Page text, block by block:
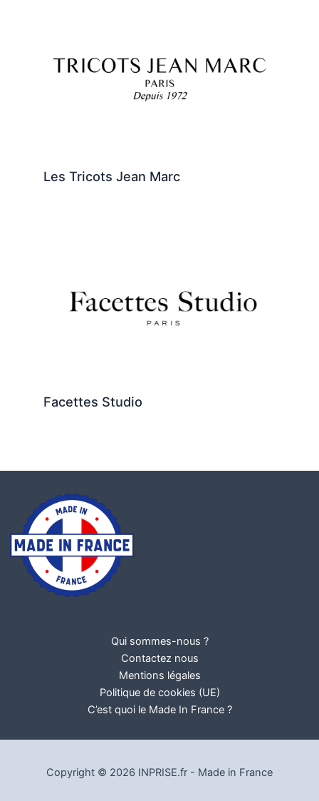
Les Tricots Jean Marc
Facettes Studio
Qui sommes-nous ?
Contactez nous
Mentions légales
Politique de cookies (UE)
C’est quoi le Made In France ?
Copyright © 2026 INPRISE.fr - Made in France